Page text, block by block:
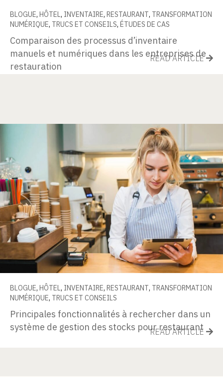
BLOGUE, HÔTEL, INVENTAIRE, RESTAURANT, TRANSFORMATION
NUMÉRIQUE, TRUCS ET CONSEILS, ÉTUDES DE CAS
Comparaison des processus d’inventaire
manuels et numériques dans les entreprises de
restauration
READ ARTICLE
BLOGUE, HÔTEL, INVENTAIRE, RESTAURANT, TRANSFORMATION
NUMÉRIQUE, TRUCS ET CONSEILS
Principales fonctionnalités à rechercher dans un
système de gestion des stocks pour restaurant
READ ARTICLE